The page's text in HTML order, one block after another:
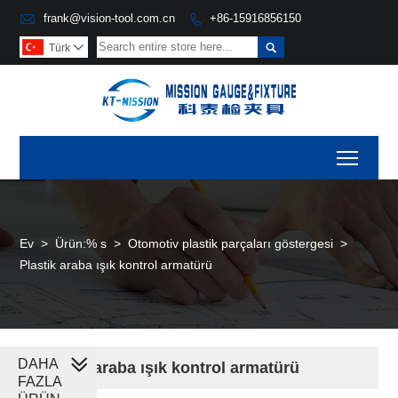
 frank@vision-tool.com.cn  +86-15916856150

Türk 
Ev > Ürün:% s > Otomotiv plastik parçaları göstergesi >
Plastik araba ışık kontrol armatürü
Plastik araba ışık kontrol armatürü
DAHA
FAZLA